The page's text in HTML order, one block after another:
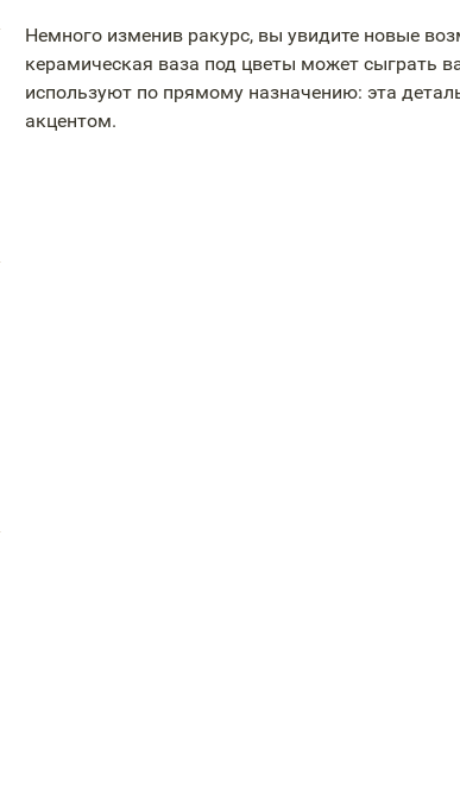
Немного изменив ракурс, вы увидите новые
керамическая ваза под цветы может сыграть
используют по прямому назначению: эта
акцентом.